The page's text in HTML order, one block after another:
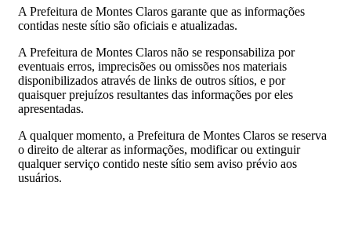
A Prefeitura de Montes Claros garante que as informações
contidas neste sítio são oficiais e atualizadas.
A Prefeitura de Montes Claros não se responsabiliza por
eventuais erros, imprecisões ou omissões nos materiais
disponibilizados através de links de outros sítios, e por
quaisquer prejuízos resultantes das informações por eles
apresentadas.
A qualquer momento, a Prefeitura de Montes Claros se reserva
o direito de alterar as informações, modificar ou extinguir
qualquer serviço contido neste sítio sem aviso prévio aos
usuários.